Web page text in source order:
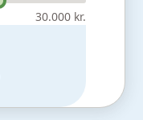
30.000 kr.